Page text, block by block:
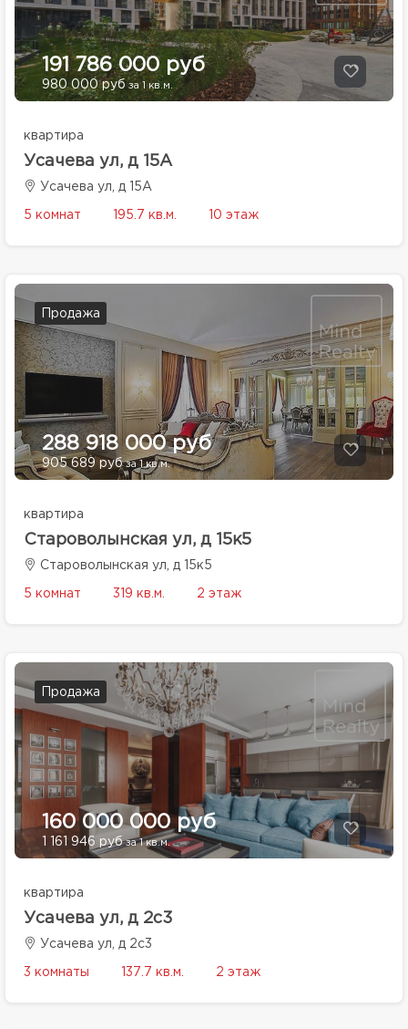
191 786 000 руб
980 000 руб за 1 кв.м.
квартира
Усачева ул, д 15А
Усачева ул, д 15А
5 комнат 195.7 кв.м. 10 этаж
Продажа
288 918 000 руб
905 689 рубза 1 кв.м.
квартира
Староволынская ул, д 15к5
Староволынская ул, д 15к5
5 комнат 319 кв.м. 2 этаж
Продажа
160 000 000 руб
1 161 946 рубза 1 кв.м.
квартира
Усачева ул, д 2с3
Усачева ул, д 2с3
3 комнаты 137.7 кв.м. 2 этаж